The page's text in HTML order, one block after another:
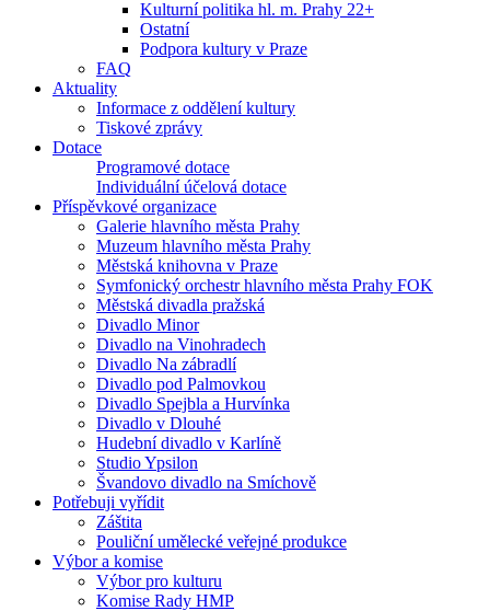
Kulturní politika hl. m. Prahy 22+
Ostatní
Podpora kultury v Praze
FAQ
Aktuality
Informace z oddělení kultury
Tiskové zprávy
Dotace
Programové dotace
Individuální účelová dotace
Příspěvkové organizace
Galerie hlavního města Prahy
Muzeum hlavního města Prahy
Městská knihovna v Praze
Symfonický orchestr hlavního města Prahy FOK
Městská divadla pražská
Divadlo Minor
Divadlo na Vinohradech
Divadlo Na zábradlí
Divadlo pod Palmovkou
Divadlo Spejbla a Hurvínka
Divadlo v Dlouhé
Hudební divadlo v Karlíně
Studio Ypsilon
Švandovo divadlo na Smíchově
Potřebuji vyřídit
Záštita
Pouliční umělecké veřejné produkce
Výbor a komise
Výbor pro kulturu
Komise Rady HMP